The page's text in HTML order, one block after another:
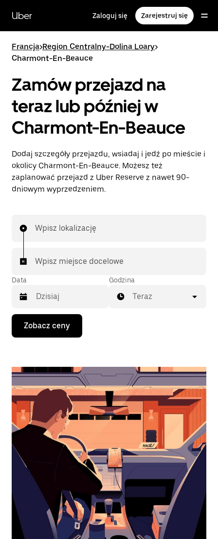
głównej
zawartości
Uber Zaloguj się Zarejestruj się
Francja>Region Centralny-Dolina Loary>
Charmont-En-Beauce
Zamów przejazd na
teraz lub później w
Charmont-En-Beauce
Dodaj szczegóły przejazdu, wsiadaj i jedź po mieście i
okolicy Charmont-En-Beauce. Możesz też
zaplanować przejazd z Uber Reserve z nawet 90-
dniowym wyprzedzeniem.
Wpisz lokalizację
Wpisz miejsce docelowe
Data
Naciśnij
klawisz
strzałki
do
i wybrać
datę.
Naciśnij
klawisz
„Escape”,
aby
zamknąć
kalendarz.
Godzina
Teraz
Zobacz ceny